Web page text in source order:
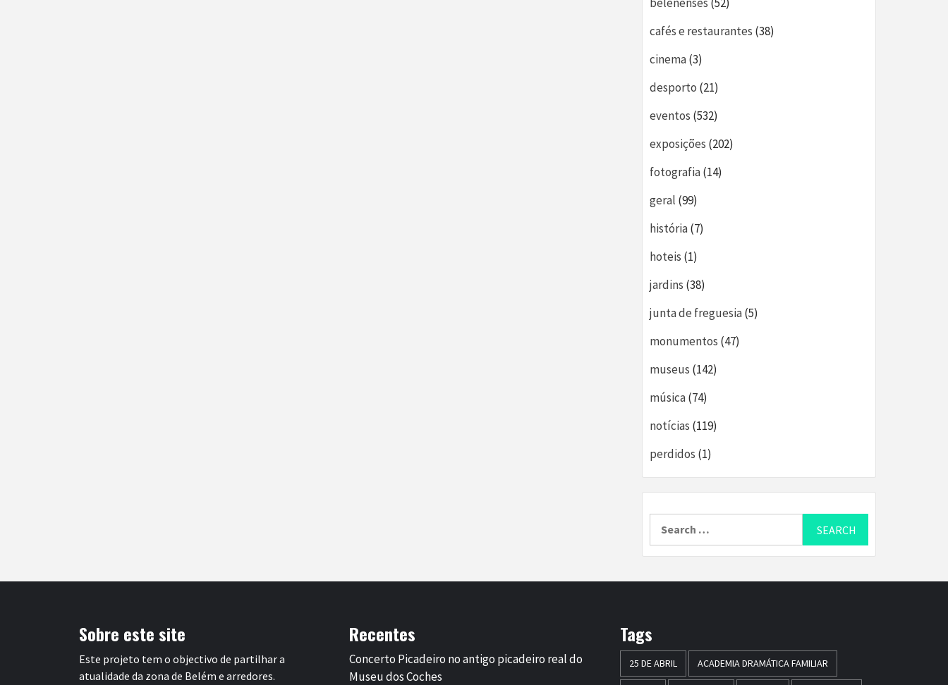
cafés e restaurantes (38)
cinema(3)
desporto (21)
eventos (532)
exposições (202)
fotografia(14)
geral (99)
história(7)
hoteis (1)
jardins (38)
junta de freguesia(5)
monumentos (47)
museus (142)
música(74)
notícias (119)
perdidos (1)
Sobre este site
Este projeto tem o objectivo de partilhar a
atualidade da zona de Belém e arredores.
Recentes
Concerto Picadeiro no antigo picadeiro real do
Museu dos Coches
Tags
25 DE ABRIL ACADEMIA DRAMÁTICA FAMILIAR